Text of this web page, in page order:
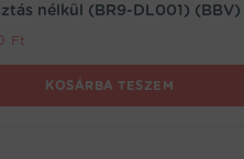
nélkül (BR9-DL001) (BBV)
Ft
KOSÁRBA TESZEM